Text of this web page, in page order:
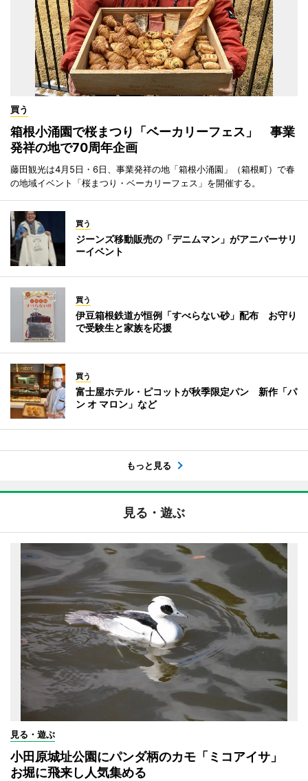
買う
箱根小涌園で桜まつり「ベーカリーフェス」 事業
発祥の地で70周年企画
藤田観光は4月5日・6日、事業発祥の地「箱根小涌園」（箱根町）で春
の地域イベント「桜まつり・ベーカリーフェス」を開催する。
買う
ジーンズ移動販売の「デニムマン」がアニバーサリ
ーイベント
買う
伊豆箱根鉄道が恒例「すべらない砂」配布 お守り
で受験生と家族を応援
買う
富士屋ホテル・ピコットが秋季限定パン 新作「パ
ン オ マロン」など
もっと見る
見る・遊ぶ
見る・遊ぶ
小田原城址公園にパンダ柄のカモ「ミコアイサ」
お堀に飛来し人気集める